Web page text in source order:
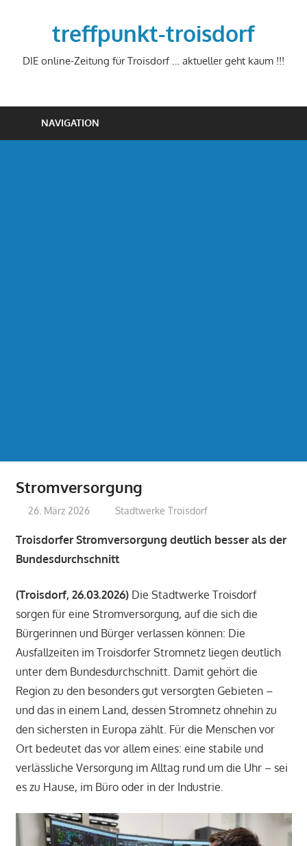
treffpunkt-troisdorf
DIE online-Zeitung für Troisdorf … aktueller geht kaum !!!
NAVIGATION
Stromversorgung
26. März 2026 treffpunkt
Stadtwerke Troisdorf
Troisdorfer Stromversorgung deutlich besser als der
Bundesdurchschnitt
(Troisdorf, 26.03.2026) Die Stadtwerke Troisdorf
sorgen für eine Stromversorgung, auf die sich die
Bürgerinnen und Bürger verlassen können: Die
Ausfallzeiten im Troisdorfer Stromnetz liegen deutlich
unter dem Bundesdurchschnitt. Damit gehört die
Region zu den besonders gut versorgten Gebieten –
und das in einem Land, dessen Stromnetz ohnehin zu
den sichersten in Europa zählt. Für die Menschen vor
Ort bedeutet das vor allem eines: eine stabile und
verlässliche Versorgung im Alltag rund um die Uhr – sei
es zu Hause, im Büro oder in der Industrie.